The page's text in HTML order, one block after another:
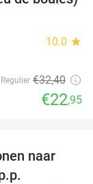
10.0 star
Regulier €32,40
€22,95
50%
naar